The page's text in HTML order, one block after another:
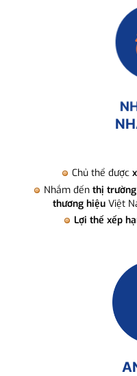
Chủ thể được
Nhắm đến thị
thương hiệuViệt
Lợi thế xếp